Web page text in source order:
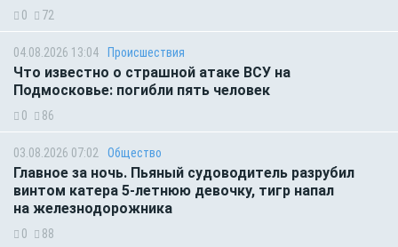
0 72
04.08.2026 13:04 Происшествия
Что известно о страшной атаке ВСУ на
Подмосковье: погибли пять человек
0 86
03.08.2026 07:02 Общество
Главное за ночь. Пьяный судоводитель разрубил
винтом катера 5-летнюю девочку, тигр напал
на железнодорожника
0 88